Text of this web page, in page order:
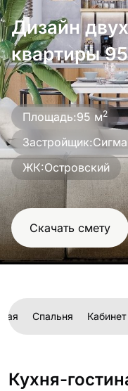
Дизайн
квартиры
Площадь:95 м2
Застройщик:Сигма
ЖК:Островский
Скачать смету
Спальня Кабинет
Кухня-